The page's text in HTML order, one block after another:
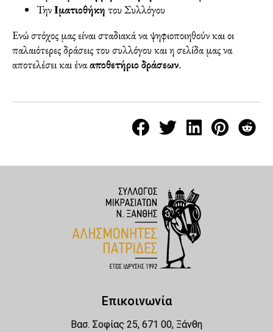
ΤηνΙματιοθήκη του Συλλόγου
Ενώ στόχος μας είναι σταδιακά να ψηφιοποιηθούν και οι
παλαιότερες δράσεις του συλλόγου και η σελίδα μας να
αποτελέσει και ένααποθετήριο δράσεων.
Επικοινωνία
Βασ. Σοφίας 25, 671 00, Ξάνθη